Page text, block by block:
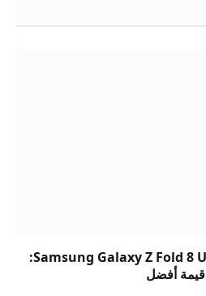
Samsung Galaxy Z Fold 8 Ultra vs Galaxy Z Fold 7:
قيمة أفضل